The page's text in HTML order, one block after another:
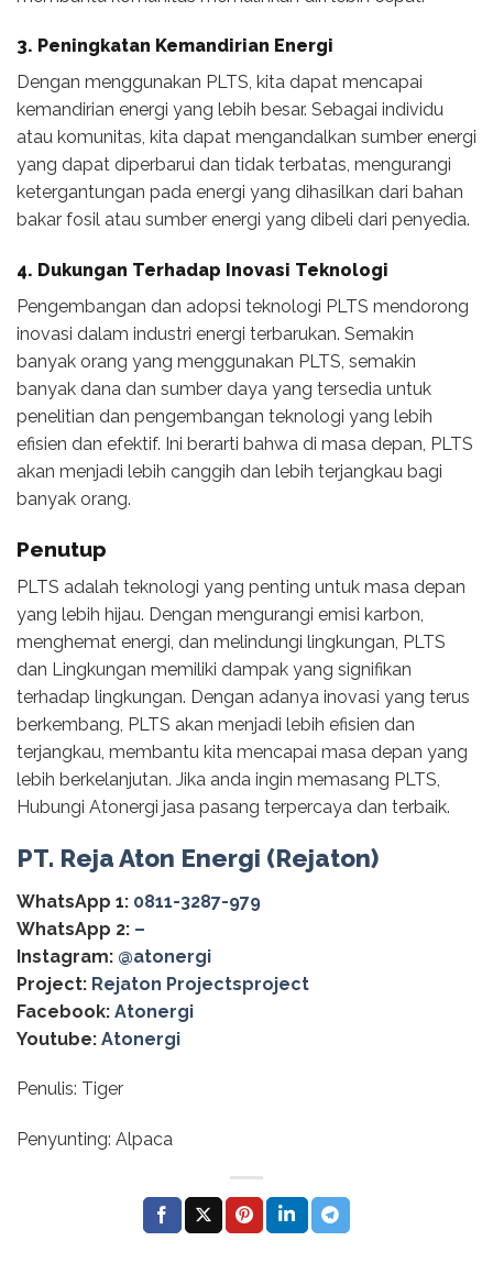
3. Peningkatan Kemandirian Energi
Dengan menggunakan PLTS, kita dapat mencapai
kemandirian energi yang lebih besar. Sebagai individu
atau komunitas, kita dapat mengandalkan sumber energi
yang dapat diperbarui dan tidak terbatas, mengurangi
ketergantungan pada energi yang dihasilkan dari bahan
bakar fosil atau sumber energi yang dibeli dari penyedia.
4. Dukungan Terhadap Inovasi Teknologi
Pengembangan dan adopsi teknologi PLTS mendorong
inovasi dalam industri energi terbarukan. Semakin
banyak orang yang menggunakan PLTS, semakin
banyak dana dan sumber daya yang tersedia untuk
penelitian dan pengembangan teknologi yang lebih
efisien dan efektif. Ini berarti bahwa di masa depan, PLTS
akan menjadi lebih canggih dan lebih terjangkau bagi
banyak orang.
Penutup
PLTS adalah teknologi yang penting untuk masa depan
yang lebih hijau. Dengan mengurangi emisi karbon,
menghemat energi, dan melindungi lingkungan, PLTS
dan Lingkungan memiliki dampak yang signifikan
terhadap lingkungan. Dengan adanya inovasi yang terus
berkembang, PLTS akan menjadi lebih efisien dan
terjangkau, membantu kita mencapai masa depan yang
lebih berkelanjutan. Jika anda ingin memasang PLTS,
Hubungi Atonergi jasa pasang terpercaya dan terbaik.
PT. Reja Aton Energi (Rejaton)
WhatsApp 1: 0811-3287-979
WhatsApp 2: –
Instagram: @‌atonergi
Project: Rejaton Projectsproject
Facebook: Atonergi
Youtube: Atonergi
Penulis: Tiger
Penyunting: Alpaca